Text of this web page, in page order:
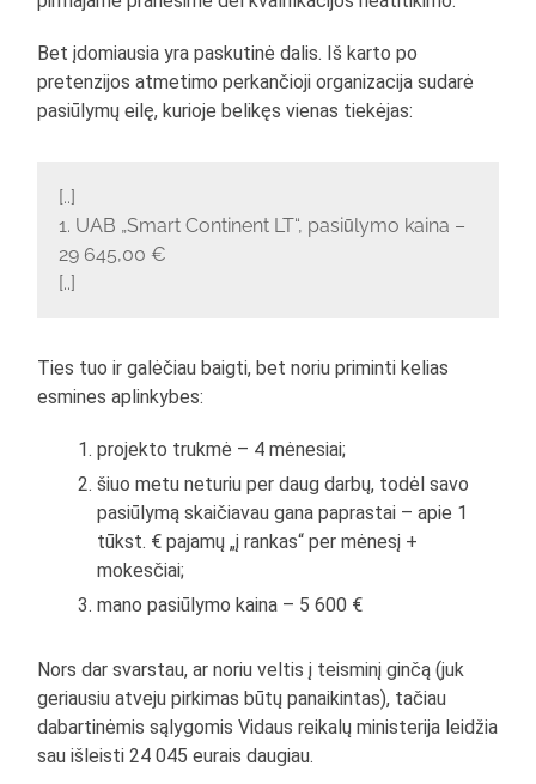
Bet įdomiausia yra paskutinė dalis. Iš karto po
pretenzijos atmetimo perkančioji organizacija sudarė
pasiūlymų eilę, kurioje belikęs vienas tiekėjas:
[..]
1. UAB „Smart Continent LT“, pasiūlymo kaina –
29 645,00 €
[..]
Ties tuo ir galėčiau baigti, bet noriu priminti kelias
esmines aplinkybes:
projekto trukmė – 4 mėnesiai;
šiuo metu neturiu per daug darbų, todėl savo
pasiūlymą skaičiavau gana paprastai – apie 1
tūkst. € pajamų „į rankas“ per mėnesį +
mokesčiai;
mano pasiūlymo kaina – 5 600 €
Nors dar svarstau, ar noriu veltis į teisminį ginčą (juk
geriausiu atveju pirkimas būtų panaikintas), tačiau
dabartinėmis sąlygomis Vidaus reikalų ministerija leidžia
sau išleisti 24 045 eurais daugiau.